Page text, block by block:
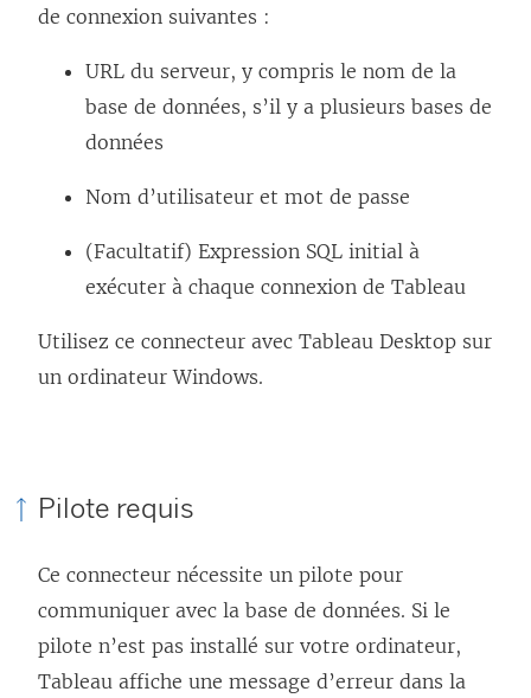
de connexion suivantes :
URL du serveur, y compris le nom de la
base de données, s’il y a plusieurs bases de
données
Nom d’utilisateur et mot de passe
(Facultatif) Expression SQL initial à
exécuter à chaque connexion de Tableau
Utilisez ce connecteur avec Tableau Desktop sur
un ordinateur Windows.
Pilote requis
Ce connecteur nécessite un pilote pour
communiquer avec la base de données. Si le
pilote n’est pas installé sur votre ordinateur,
Tableau affiche une message d’erreur dans la